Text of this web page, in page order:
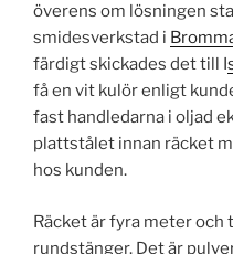
överens om lösningen
smidesverkstad i
färdigt skickades det till I
få en vit kulör enligt
fast handledarna i oljad
plattstålet innan räcket
hos kunden.
Räcket är fyra meter
rundstänger. Det är